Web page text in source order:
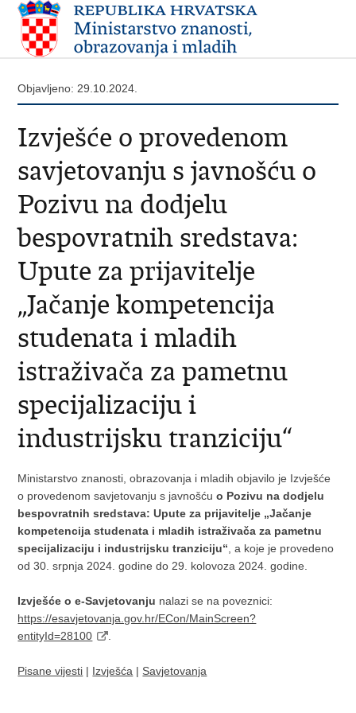
Objavljeno: 29.10.2024.
Izvješće o provedenom
savjetovanju s javnošću o
Pozivu na dodjelu
bespovratnih sredstava:
Upute za prijavitelje
„Jačanje kompetencija
studenata i mladih
istraživača za pametnu
specijalizaciju i
industrijsku tranziciju“
Ministarstvo znanosti, obrazovanja i mladih objavilo je Izvješće
o provedenom savjetovanju s javnošćuo Pozivu na dodjelu
bespovratnih sredstava: Upute za prijavitelje „Jačanje
kompetencija studenata i mladih istraživača za pametnu
specijalizaciju i industrijsku tranziciju“ , a koje je provedeno
od 30. srpnja 2024. godine do 29. kolovoza 2024. godine.
Izvješće o e-Savjetovanju nalazi se na poveznici:
https://esavjetovanja.gov.hr/ECon/MainScreen?
entityId=28100
Pisane vijesti | Izvješća | Savjetovanja